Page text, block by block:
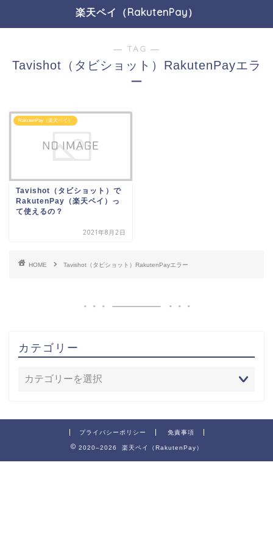
楽天ペイ（RakutenPay）
― TAG ―
Tavishot（タビショット）RakutenPayエラ
ー
RakutenPay（楽天ペイ）
Tavishot（タビショット）で
RakutenPay（楽天ペイ）っ
て使えるの？
2021年8月2日
HOME Tavishot（タビショット）RakutenPayエラー
カテゴリー
プライバシーポリシー 免責事項
2020–2026 楽天ペイ（RakutenPay）